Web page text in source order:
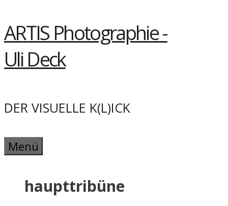
Springe
zum
Inhalt
ARTIS Photographie -
Uli Deck
DER VISUELLE K(L)ICK
Menü
haupttribüne